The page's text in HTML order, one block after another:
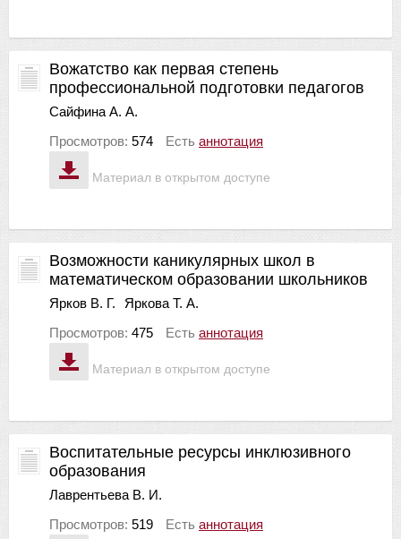
Материал в открытом доступе
Вожатство как первая степень
профессиональной подготовки педагогов
Сайфина А. А.
Просмотров: 574 Есть аннотация
Материал в открытом доступе
Возможности каникулярных школ в
математическом образовании школьников
Ярков В. Г.
Яркова Т. А.
Просмотров: 475 Есть аннотация
Воспитательные ресурсы инклюзивного
образования
Лаврентьева В. И.
Просмотров: 519 Есть аннотация